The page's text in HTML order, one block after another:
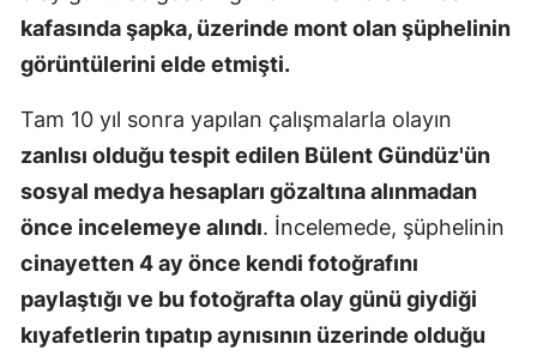
Karaman
Kırıkkale
Şırnak
Bartın
kafasında şapka, üzerinde mont olan şüphelinin
görüntülerini elde etmişti.
Tam 10 yıl sonra yapılan çalışmalarla olayın
zanlısı olduğu tespit edilen Bülent Gündüz'ün
sosyal medya hesapları gözaltına alınmadan
önce incelemeye alındı. İncelemede, şüphelinin
cinayetten 4 ay önce kendi fotoğrafını
paylaştığı ve bu fotoğrafta olay günü giydiği
kıyafetlerin tıpatıp aynısının üzerinde olduğu